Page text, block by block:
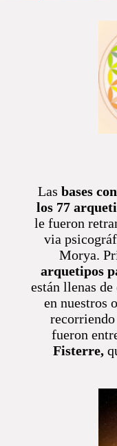
Las bases
los 77
le fueron
via
Morya.
arquetipos
están llenas
en nuestros
fueron
Fisterre,